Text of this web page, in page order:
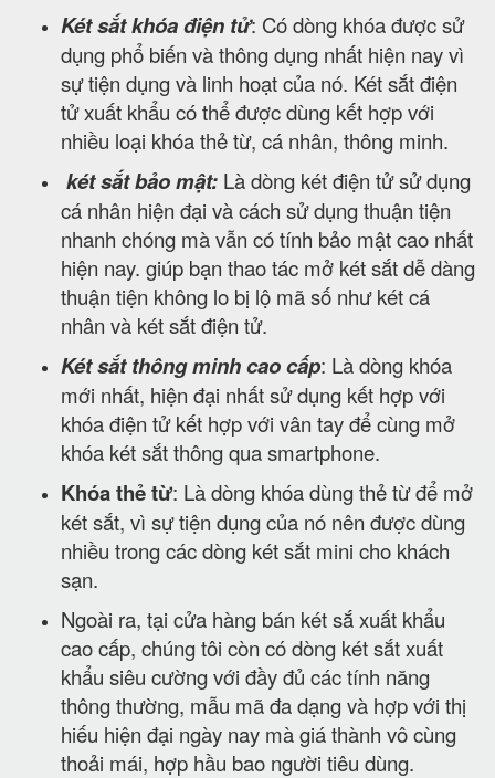
Két sắt khóa điện tử: Có dòng khóa được sử
dụng phổ biến và thông dụng nhất hiện nay vì
sự tiện dụng và linh hoạt của nó. Két sắt điện
tử xuất khẩu có thể được dùng kết hợp với
nhiều loại khóa thẻ từ, cá nhân, thông minh.
két sắt bảo mật: Là dòng két điện tử sử dụng
cá nhân hiện đại và cách sử dụng thuận tiện
nhanh chóng mà vẫn có tính bảo mật cao nhất
hiện nay. giúp bạn thao tác mở két sắt dễ dàng
thuận tiện không lo bị lộ mã số như két cá
nhân và két sắt điện tử.
Két sắt thông minh cao cấp: Là dòng khóa
mới nhất, hiện đại nhất sử dụng kết hợp với
khóa điện tử kết hợp với vân tay để cùng mở
khóa két sắt thông qua smartphone.
Khóa thẻ từ: Là dòng khóa dùng thẻ từ để mở
két sắt, vì sự tiện dụng của nó nên được dùng
nhiều trong các dòng két sắt mini cho khách
sạn.
Ngoài ra, tại cửa hàng bán két sắ xuất khẩu
cao cấp, chúng tôi còn có dòng két sắt xuất
khẩu siêu cường với đầy đủ các tính năng
thông thường, mẫu mã đa dạng và hợp với thị
hiếu hiện đại ngày nay mà giá thành vô cùng
thoải mái, hợp hầu bao người tiêu dùng.